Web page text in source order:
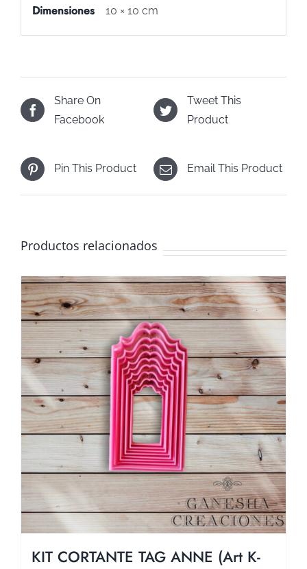
Dimensiones 10 × 10 cm
Share On
Facebook
Tweet This
Product
Pin This Product Email This Product
Productos relacionados
KIT CORTANTE TAG ANNE (Art K-